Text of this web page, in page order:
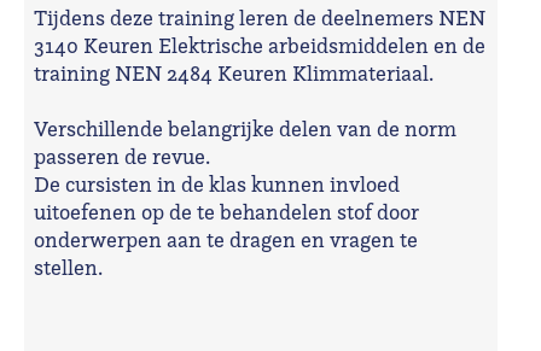
Tijdens deze training leren de deelnemers NEN
3140 Keuren Elektrische arbeidsmiddelen en de
training NEN 2484 Keuren Klimmateriaal.
Verschillende belangrijke delen van de norm
passeren de revue.
De cursisten in de klas kunnen invloed
uitoefenen op de te behandelen stof door
onderwerpen aan te dragen en vragen te
stellen.